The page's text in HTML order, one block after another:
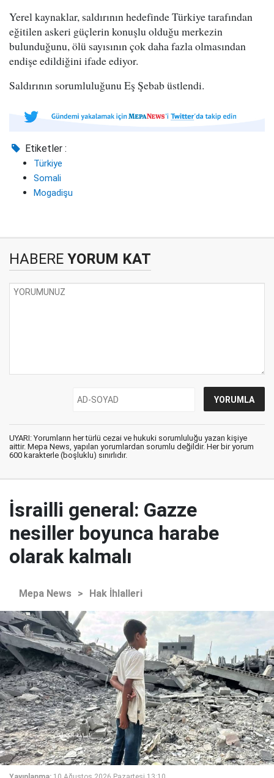
Yerel kaynaklar, saldırının hedefinde Türkiye tarafından
eğitilen askeri güçlerin konuşlu olduğu merkezin
bulunduğunu, ölü sayısının çok daha fazla olmasından
endişe edildiğini ifade ediyor.
Saldırının sorumluluğunu Eş Şebab üstlendi.
Etiketler :
Türkiye
Somali
Mogadişu
HABERE YORUM KAT
UYARI: Yorumların her türlü cezai ve hukuki sorumluluğu yazan kişiye
aittir. Mepa News, yapılan yorumlardan sorumlu değildir. Her bir yorum
600 karakterle (boşluklu) sınırlıdır.
İsrailli general: Gazze
nesiller boyunca harabe
olarak kalmalı
Mepa News > Hak İhlalleri